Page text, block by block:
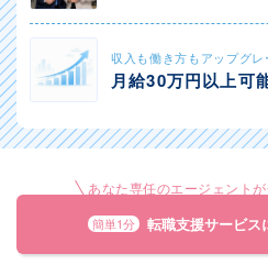
収入も働き方もアップグレ
月給30万円以上可
あなた専任のエージェント
簡単1分 転職支援サービス